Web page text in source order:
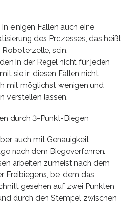
einigen Fällen auch eine
des Prozesses, das heißt
sein.
in der Regel nicht für jeden
sie in diesen Fällen nicht
mit möglichst wenigen und
verstellen lassen.
durch 3-Punkt-Biegen
auch mit Genauigkeit
nach dem Biegeverfahren.
arbeiten zumeist nach dem
Freibiegens, bei dem das
gesehen auf zwei Punkten
durch den Stempel zwischen